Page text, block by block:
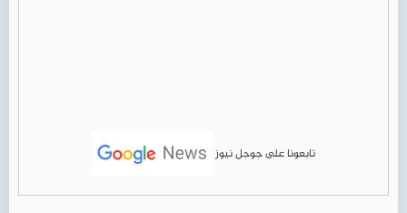
تابعونا على جوجل نيوز